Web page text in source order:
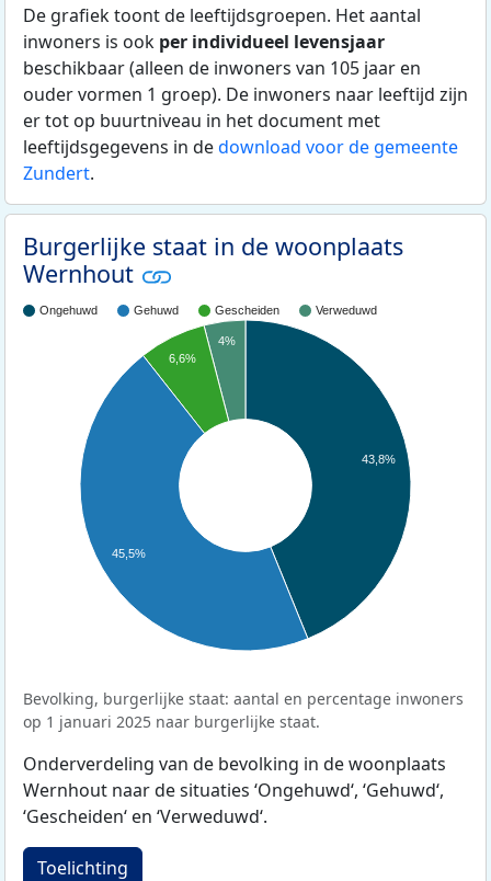
De grafiek toont de leeftijdsgroepen. Het aantal
inwoners is ook per individueel levensjaar
beschikbaar (alleen de inwoners van 105 jaar en
ouder vormen 1 groep). De inwoners naar leeftijd zijn
er tot op buurtniveau in het document met
leeftijdsgegevens in dedownload voor de gemeente
Zundert.
Burgerlijke staat in de woonplaats
Wernhout
Ongehuwd Gehuwd Gescheiden Verweduwd
43,8%
4%
6,6%
45,5%
Bevolking, burgerlijke staat: aantal en percentage inwoners
op 1 januari 2025 naar burgerlijke staat.
Onderverdeling van de bevolking in de woonplaats
Wernhout naar de situaties ‘Ongehuwd‘, ‘Gehuwd‘,
‘Gescheiden‘ en ‘Verweduwd‘.
Toelichting